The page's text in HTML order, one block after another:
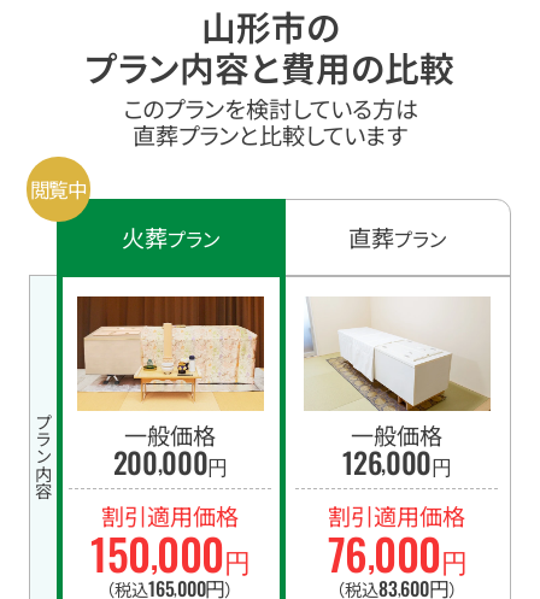
山形市の
プラン内容と費用の比較
このプランを検討している方は
直葬プランと比較しています
プラン内容
火葬プラン
一般価格
200,000円
割引適用価格
150,000円
（税込165,000円）
直葬プラン
一般価格
126,000円
割引適用価格
76,000円
（税込83,600円）